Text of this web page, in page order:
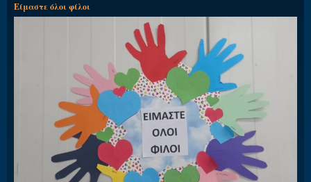
Είμαστε όλοι φίλοι